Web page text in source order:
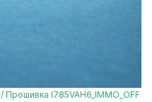
/ Прошивка I785VAH6_IMMO_OFF